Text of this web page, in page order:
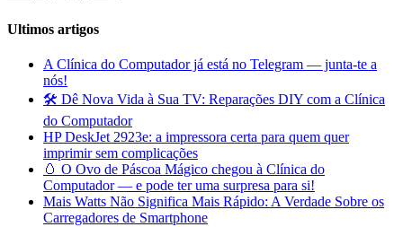
Ultimos artigos
A Clínica do Computador já está no Telegram — junta-te a
nós!
🛠️ Dê Nova Vida à Sua TV: Reparações DIY com a Clínica
do Computador
HP DeskJet 2923e: a impressora certa para quem quer
imprimir sem complicações
🥚 O Ovo de Páscoa Mágico chegou à Clínica do
Computador — e pode ter uma surpresa para si!
Mais Watts Não Significa Mais Rápido: A Verdade Sobre os
Carregadores de Smartphone